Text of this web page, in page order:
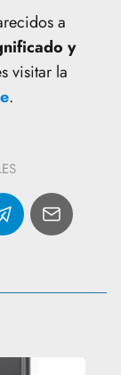
a
y
visitar la
.